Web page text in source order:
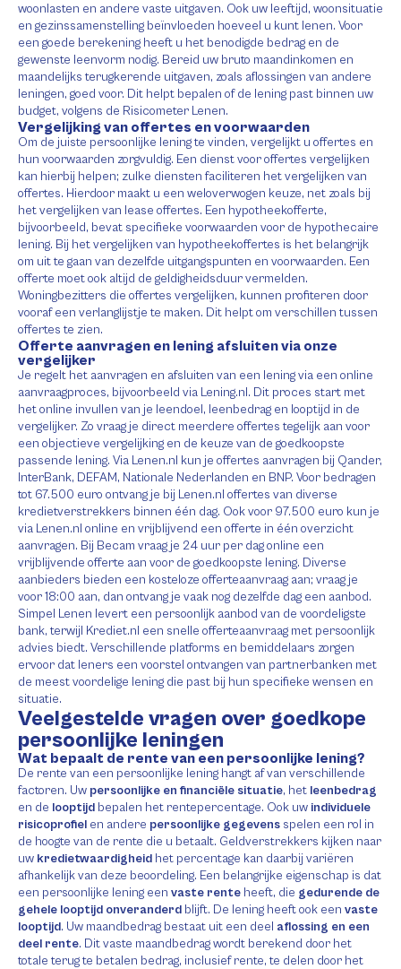
woonlasten en andere vaste uitgaven. Ook uw leeftijd, woonsituatie
en gezinssamenstelling beïnvloeden hoeveel u kunt lenen. Voor
een goede berekening heeft u het benodigde bedrag en de
gewenste leenvorm nodig. Bereid uw bruto maandinkomen en
maandelijks terugkerende uitgaven, zoals aflossingen van andere
leningen, goed voor. Dit helpt bepalen of de lening past binnen uw
budget, volgens de Risicometer Lenen.
Vergelijking van offertes en voorwaarden
Om de juiste persoonlijke lening te vinden, vergelijkt u offertes en
hun voorwaarden zorgvuldig. Een dienst voor offertes vergelijken
kan hierbij helpen; zulke diensten faciliteren het vergelijken van
offertes. Hierdoor maakt u een weloverwogen keuze, net zoals bij
het vergelijken van lease offertes. Een hypotheekofferte,
bijvoorbeeld, bevat specifieke voorwaarden voor de hypothecaire
lening. Bij het vergelijken van hypotheekoffertes is het belangrijk
om uit te gaan van dezelfde uitgangspunten en voorwaarden. Een
offerte moet ook altijd de geldigheidsduur vermelden.
Woningbezitters die offertes vergelijken, kunnen profiteren door
vooraf een verlanglijstje te maken. Dit helpt om verschillen tussen
offertes te zien.
Offerte aanvragen en lening afsluiten via onze
vergelijker
Je regelt het aanvragen en afsluiten van een lening via een online
aanvraagproces, bijvoorbeeld via Lening.nl. Dit proces start met
het online invullen van je leendoel, leenbedrag en looptijd in de
vergelijker. Zo vraag je direct meerdere offertes tegelijk aan voor
een objectieve vergelijking en de keuze van de goedkoopste
passende lening. Via Lenen.nl kun je offertes aanvragen bij Qander,
InterBank, DEFAM, Nationale Nederlanden en BNP. Voor bedragen
tot 67.500 euro ontvang je bij Lenen.nl offertes van diverse
kredietverstrekkers binnen één dag. Ook voor 97.500 euro kun je
via Lenen.nl online en vrijblijvend een offerte in één overzicht
aanvragen. Bij Becam vraag je 24 uur per dag online een
vrijblijvende offerte aan voor de goedkoopste lening. Diverse
aanbieders bieden een kosteloze offerteaanvraag aan; vraag je
voor 18:00 aan, dan ontvang je vaak nog dezelfde dag een aanbod.
Simpel Lenen levert een persoonlijk aanbod van de voordeligste
bank, terwijl Krediet.nl een snelle offerteaanvraag met persoonlijk
advies biedt. Verschillende platforms en bemiddelaars zorgen
ervoor dat leners een voorstel ontvangen van partnerbanken met
de meest voordelige lening die past bij hun specifieke wensen en
situatie.
Veelgestelde vragen over goedkope
persoonlijke leningen
Wat bepaalt de rente van een persoonlijke lening?
De rente van een persoonlijke lening hangt af van verschillende
factoren. Uw persoonlijke en financiële situatie, het leenbedrag
en de looptijd bepalen het rentepercentage. Ook uw individuele
risicoprofiel en andere persoonlijke gegevens spelen een rol in
de hoogte van de rente die u betaalt. Geldverstrekkers kijken naar
uw kredietwaardigheid het percentage kan daarbij variëren
afhankelijk van deze beoordeling. Een belangrijke eigenschap is dat
een persoonlijke lening een vaste rente heeft, die gedurende de
gehele looptijd onveranderd blijft. De lening heeft ook een vaste
looptijd. Uw maandbedrag bestaat uit een deel aflossing en een
deel rente. Dit vaste maandbedrag wordt berekend door het
totale terug te betalen bedrag, inclusief rente, te delen door het